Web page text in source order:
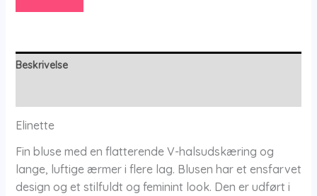
Bluse
-Beskrivelse
Elinette
Fin bluse med en flatterende V-halsudskæring og
lange, luftige ærmer i flere lag. Blusen har et ensfarvet
design og et stilfuldt og feminint look. Den er udført i